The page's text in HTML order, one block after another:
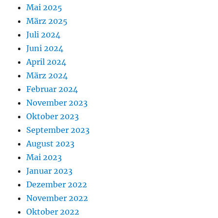
Mai 2025
März 2025
Juli 2024
Juni 2024
April 2024
März 2024
Februar 2024
November 2023
Oktober 2023
September 2023
August 2023
Mai 2023
Januar 2023
Dezember 2022
November 2022
Oktober 2022